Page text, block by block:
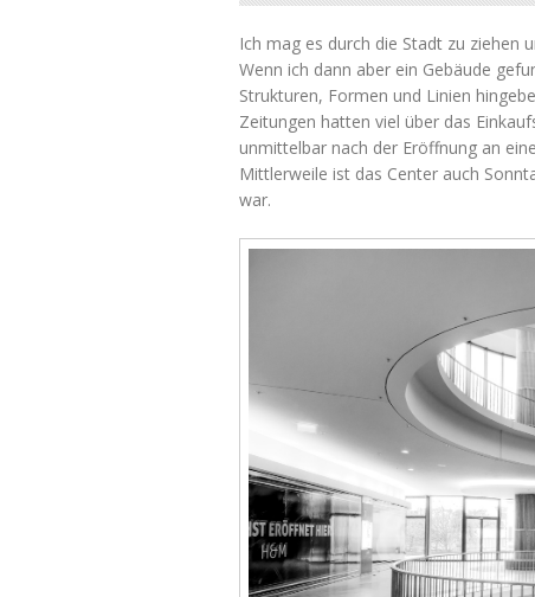
Ich mag es durch die Stadt zu ziehen
Wenn ich dann aber ein Gebäude
Strukturen, Formen und Linien
Zeitungen hatten viel über das
unmittelbar nach der Eröffnung an
Mittlerweile ist das Center auch
war.